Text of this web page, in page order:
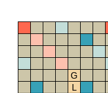
G
L